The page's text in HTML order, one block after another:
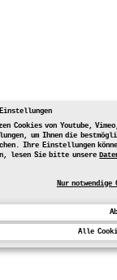
Cookies von Youtube,
um Ihnen die
Ihre Einstellungen
lesen Sie bitte unsere
Nur notwendige
Alle